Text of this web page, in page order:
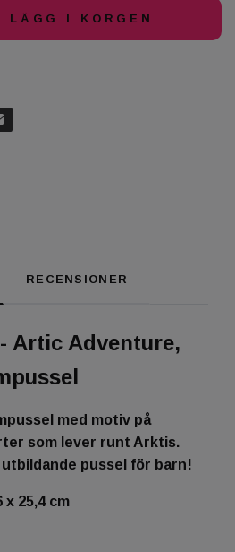
LÄGG I KORGEN
RECENSIONER
Artic Adventure,
med motiv på
som lever runt Arktis.
pussel för barn!
x 25,4 cm